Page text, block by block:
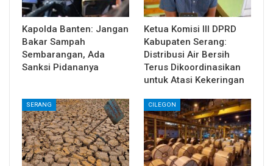
Kapolda Banten: Jangan
Bakar Sampah
Sembarangan, Ada
Sanksi Pidananya
Ketua Komisi III DPRD
Kabupaten Serang:
Distribusi Air Bersih
Terus Dikoordinasikan
untuk Atasi Kekeringan
SERANG CILEGON